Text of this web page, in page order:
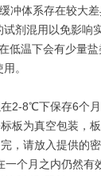
体系存在较大差
剂混用以免影响
温下会有少量盐
。
2-8℃下保存6个
板为真空包装，
，请放入提供的
个月之内仍然有